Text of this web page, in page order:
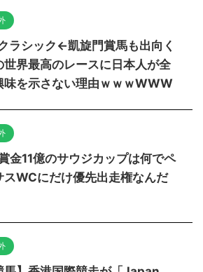
ラシック←凱旋門賞馬も出向く
世界最高のレースに日本人が全
味を示さない理由ｗｗｗWWW
金11億のサウジカップは何でペ
スWCにだけ優先出走権なんだ